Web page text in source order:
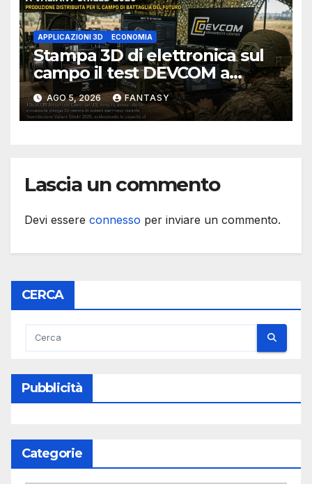
APPLICAZIONI 3D ECONOMIA
Stampa 3D di elettronica sul
campo il test DEVCOM a
Valiant Shield 2026
AGO 5, 2026 FANTASY
Lascia un commento
Devi essere connesso per inviare un commento.
CERCA
Pubblicità
Categorie